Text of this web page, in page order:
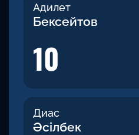
Адилет
Бексейтов
10
Диас
Әсілбек